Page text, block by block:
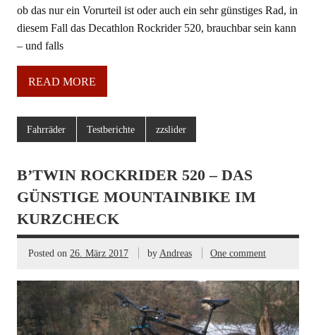
ob das nur ein Vorurteil ist oder auch ein sehr günstiges Rad, in
diesem Fall das Decathlon Rockrider 520, brauchbar sein kann
– und falls
READ MORE
Fahrräder Testberichte zzslider
B’TWIN ROCKRIDER 520 – DAS
GÜNSTIGE MOUNTAINBIKE IM
KURZCHECK
Posted on 26. März 2017 byAndreas One comment